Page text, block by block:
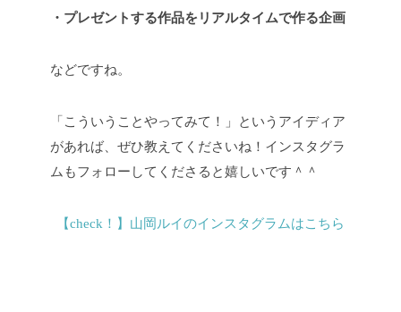
・プレゼントする作品をリアルタイムで作る企画
などですね。
「こういうことやってみて！」というアイディア
があれば、ぜひ教えてくださいね！インスタグラ
ムもフォローしてくださると嬉しいです＾＾
【check！】山岡ルイのインスタグラムはこちら